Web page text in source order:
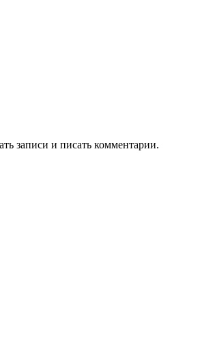
записи и писать комментарии.